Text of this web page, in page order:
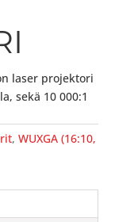
laser projektori
sekä 10 000:1
, WUXGA (16:10,